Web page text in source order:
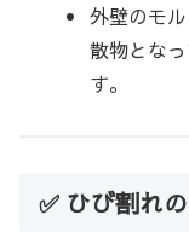
外壁のモ
散物とな
す。
✅ ひび割れ